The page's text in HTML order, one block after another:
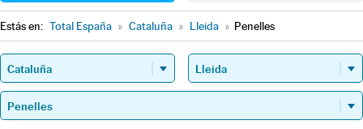
Estás en: Total España » Cataluña » Lleida » Penelles